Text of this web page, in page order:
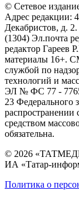
© Сетевое
Адрес редакции:
Декабристов, д.
(1304) Эл.почта
редактор Гареев
материалы 16+.
службой по
технологий и
ЭЛ № ФС 77 -
23 Федерального
распространении
средством
обязательна.
© 2026
ИА «Татар-
Политика о